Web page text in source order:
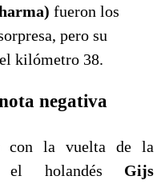
fueron los
pero su
kilómetro 38.
negativa
con la vuelta de la
el holandés Gijs